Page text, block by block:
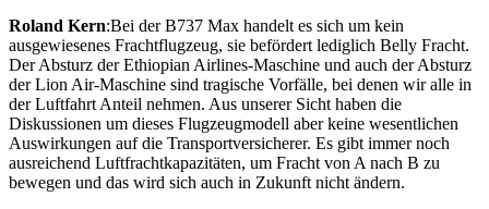
Roland Kern:Bei der B737 Max handelt es sich um kein
ausgewiesenes Frachtflugzeug, sie befördert lediglich Belly Fracht.
Der Absturz der Ethiopian Airlines-Maschine und auch der Absturz
der Lion Air-Maschine sind tragische Vorfälle, bei denen wir alle in
der Luftfahrt Anteil nehmen. Aus unserer Sicht haben die
Diskussionen um dieses Flugzeugmodell aber keine wesentlichen
Auswirkungen auf die Transportversicherer. Es gibt immer noch
ausreichend Luftfrachtkapazitäten, um Fracht von A nach B zu
bewegen und das wird sich auch in Zukunft nicht ändern.